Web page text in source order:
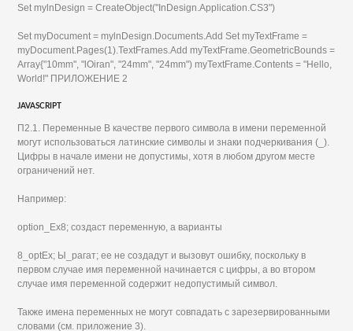
Set mylnDesign = CreateObject("InDesign.Application.CS3")
Set myDocument = mylnDesign.Documents.Add Set myTextFrame =
myDocument.Pages(1).TextFrames.Add myTextFrame.GeometricBounds =
Array{"10mm", "lOiran", "24mm", "24mm") myTextFrame.Contents = "Hello,
World!" ПРИЛОЖЕНИЕ 2
JAVASCRIPT
П2.1. Переменные В качестве первого символа в имени переменной
могут использоваться латинские символы и знаки подчеркивания (_).
Цифры в начале имени не допустимы, хотя в любом другом месте
ограничений нет.
Например:
option_Ex8; создаст переменную, а варианты
8_optEx; Ы_рагат; ее не создадут и вызовут ошибку, поскольку в
первом случае имя переменной начинается с цифры, а во втором
случае имя переменной содержит недопустимый символ.
Также имена переменных не могут совпадать с зарезервированными
словами (см. приложение 3).